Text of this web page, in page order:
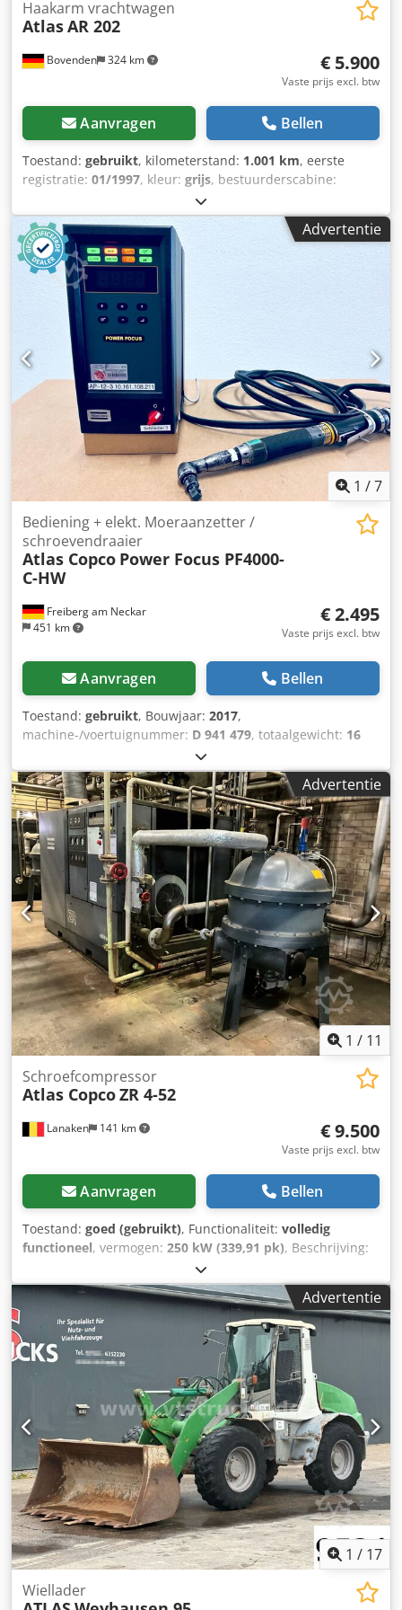
Bovenden 324 km
Haakarm vrachtwagen
AtlasAR 202
€ 5.900
Vaste prijs excl. btw
Aanvragen Bellen
Toestand: gebruikt, kilometerstand: 1.001 km, eerste
registratie: 01/1997, kleur: grijs, bestuurderscabine:
overig
Voertuiglocatie: Bovenden, achterste steun, hydraulische
dwarsvergrendeling Dsdsi Rqrwspfx Acljkr Opbouw:
Opbouwlengte 6.350 mm, geschikt voor containers tot 7 m,
ca. 1.700 bedrijfsuren, met knikhaak DIN-vergrendeling en
extra hydraulische dwarsvergrendeling.
ACCESSOIREINFORMATIE ZONDER GARANTIE, wijzigingen,
tussentijdse verkoop en fouten voorbehouden!
Advertentie
1 /7
Freiberg am Neckar
451 km
Bediening + elekt. Moeraanzetter /
schroevendraaier
Atlas Copco Power Focus PF4000-
C-HW
€ 2.495
Vaste prijs excl. btw
Aanvragen Bellen
Toestand: gebruikt, Bouwjaar: 2017,
machine-/voertuignummer: D 941 479, totaalgewicht: 16
50 Hz, De Atlas Copco Power Focus
PF4000-C-HW is de ideale oplossing voor nauwkeurige en
efficiënte boutverbindingen in de industrie. Wij bieden
deze gebruikte besturingseenheid aan samen met de
bijpassende STV-ST61-30-40 boutverbinding.
Dkodpeulayxsfx Acler Technische specificaties:
Besturingseenheid model: Power Focus PF4000-C-HW,
bouwjaar: 2017 Schroevendraaier model: STV-ST61-30-40,
bouwjaar: 2017 Stroomvoorziening: 200-240 V/ (50-60 Hz)
Opgenomen vermogen (W): 320 W Maximale
bedrijfstemperatuur: +40,0° C Minimale
bedrijfstemperatuur: +5,0° C Frequentie: 50-60 Hz Zie voor
meer informatie de typeplaatjes op de besturingseenheid
en schroevendraaier in de bijbehorende afbeeldingen.
Advertentie
1 / 11
Lanaken 141 km
Schroefcompressor
Atlas CopcoZR 4-52
€ 9.500
Vaste prijs excl. btw
Aanvragen Bellen
Toestand: goed (gebruikt), Functionaliteit: volledig
functioneel, vermogen: 250 kW (339,91 pk), Beschrijving:
Schroefcompressor ZR 4-52 met trommeldroger
Dodpjvyrlaefx Aclskr Kenmerken: Capaciteit 8.00 bar
Vermogen 250 kW Voltage 500 V Luchtdebiet l/min 634
Draaiuren bij laatste onderhoud: 50307
Advertentie
1 / 17
Wiellader